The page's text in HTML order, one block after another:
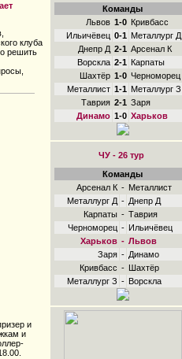
клуба
решить
и
и
Команды
Львов 1-0 Кривбасс
Ильичёвец 0-1 Металлург Д
Днепр Д 2-1 Арсенал К
Ворскла 2-1 Карпаты
Шахтёр 1-0 Черноморец
Металлист 1-1 Металлург З
Таврия 2-1 Заря
Динамо 1-0 Харьков
ЧУ - 26 тур
Команды
Арсенал К - Металлист
Металлург Д - Днепр Д
Карпаты - Таврия
Черноморец - Ильичёвец
Харьков - Львов
Заря - Динамо
Кривбасс - Шахтёр
Металлург З - Ворскла